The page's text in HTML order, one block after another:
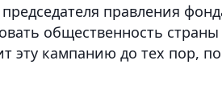
правления
общественность
эту кампанию до тех пор,